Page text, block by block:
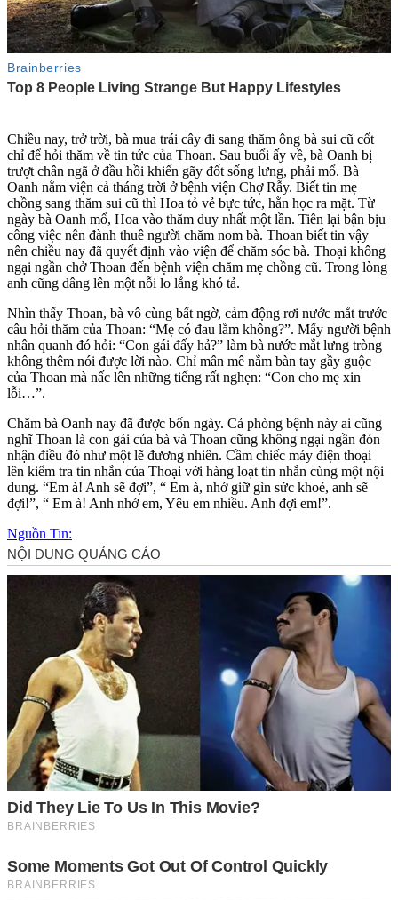
Chiều nay, trở trời, bà mua trái cây đi sang thăm ông bà sui cũ cốt
chỉ để hỏi thăm về tin tức của Thoan. Sau buổi ấy về, bà Oanh bị
trượt chân ngã ở đầu hồi khiến gãy đốt sống lưng, phải mổ. Bà
Oanh nằm viện cả tháng trời ở bệnh viện Chợ Rẫy. Biết tin mẹ
chồng sang thăm sui cũ thì Hoa tỏ vẻ bực tức, hằn học ra mặt. Từ
ngày bà Oanh mổ, Hoa vào thăm duy nhất một lần. Tiên lại bận bịu
công việc nên đành thuê người chăm nom bà. Thoan biết tin vậy
nên chiều nay đã quyết định vào viện để chăm sóc bà. Thoại không
ngại ngần chở Thoan đến bệnh viện chăm mẹ chồng cũ. Trong lòng
anh cũng dâng lên một nỗi lo lắng khó tả.
Nhìn thấy Thoan, bà vô cùng bất ngờ, cảm động rơi nước mắt trước
câu hỏi thăm của Thoan: “Mẹ có đau lắm không?”. Mấy người bệnh
nhân quanh đó hỏi: “Con gái đấy hả?” làm bà nước mắt lưng tròng
không thêm nói được lời nào. Chỉ mân mê nắm bàn tay gầy guộc
của Thoan mà nấc lên những tiếng rất nghẹn: “Con cho mẹ xin
lỗi…”.
Chăm bà Oanh nay đã được bốn ngày. Cả phòng bệnh này ai cũng
nghĩ Thoan là con gái của bà và Thoan cũng không ngại ngần đón
nhận điều đó như một lẽ đương nhiên. Cầm chiếc máy điện thoại
lên kiểm tra tin nhắn của Thoại với hàng loạt tin nhắn cùng một nội
dung. “Em à! Anh sẽ đợi”, “ Em à, nhớ giữ gìn sức khoẻ, anh sẽ
đợi!”, “ Em à! Anh nhớ em, Yêu em nhiều. Anh đợi em!”.
Nguồn Tin: